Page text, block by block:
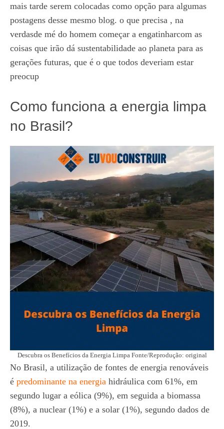
mais tarde serem colocadas como opção para algumas
postagens desse mesmo blog. o que precisa , na
verdasde mé do homem começar a engatinharcom as
coisas que irão dá sustentabilidade ao planeta para as
gerações futuras, que é o que todos deveriam estar
preocup
Como funciona a energia limpa
no Brasil?
Descubra os Benefícios da Energia Limpa Fonte/Reprodução: original
No Brasil, a utilização de fontes de energia renováveis
é predominante na energia hidráulica com 61%, em
segundo lugar a eólica (9%), em seguida a biomassa
(8%), a nuclear (1%) e a solar (1%), segundo dados de
2019.